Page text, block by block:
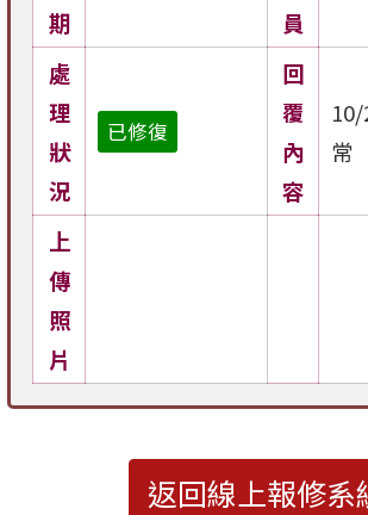
期
員
處
理
狀
況
已修復
回
覆
內
容
常
上
傳
照
片
返回線上報修系